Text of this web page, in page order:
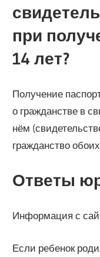
при
14 лет?
Получение
о гражданстве в
нём
гражданство
Ответы
Информация с
Если ребенок